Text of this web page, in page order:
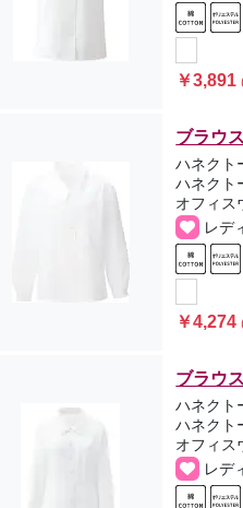
￥3,891
ブラウ
ハネクト
ハネクト
オフィス
レデ
￥4,274
ブラウ
ハネクト
ハネクト
オフィス
レデ